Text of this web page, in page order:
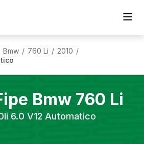
Bmw / 760 Li / 2010 /
Bmw 760 Li
6.0 V12 Automatico